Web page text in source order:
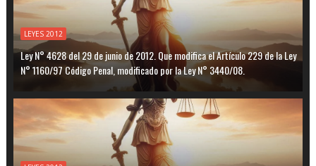
LEYES 2012
Ley N° 4628 del 29 de junio de 2012. Que modifica el Artículo 229 de la Ley
N° 1160/97 Código Penal, modificado por la Ley N° 3440/08.